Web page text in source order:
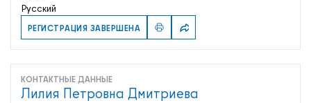
Русский
РЕГИСТРАЦИЯ ЗАВЕРШЕНА
КОНТАКТНЫЕ ДАННЫЕ
Лилия Петровна Дмитриева